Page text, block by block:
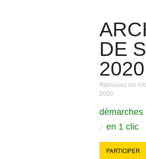
DE
2020
Retrouvez les
2020
démarches
en 1 clic
PARTICIPER